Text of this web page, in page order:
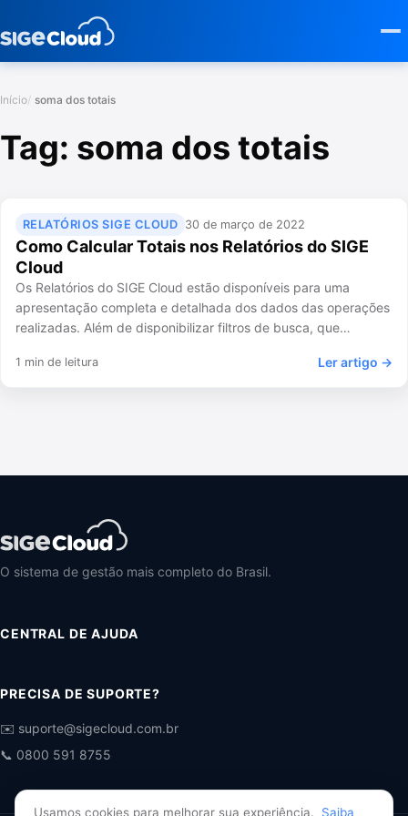
Início soma dos totais
Tag: soma dos totais
RELATÓRIOS SIGE CLOUD 30 de março de 2022
Como Calcular Totais nos Relatórios do SIGE
Cloud
Os Relatórios do SIGE Cloud estão disponíveis para uma
apresentação completa e detalhada dos dados das operações
realizadas. Além de disponibilizar filtros de busca, que…
1 min de leitura Ler artigo →
O sistema de gestão mais completo do Brasil.
CENTRAL DE AJUDA
PRECISA DE SUPORTE?
✉️ suporte@sigecloud.com.br
📞 0800 591 8755
Usamos cookies para melhorar sua experiência. Saiba